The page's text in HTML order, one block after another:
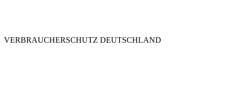
VERBRAUCHERSCHUTZ DEUTSCHLAND